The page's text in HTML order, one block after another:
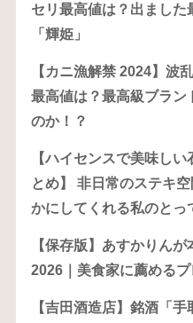
セリ最高値は？出ました
「輝姫」
【カニ漁解禁 2024】波
最高値は？最高級ブラン
のか！？
【ハイセンスで美味し
とめ】 非日常のステキ
かにしてくれる私のとっ
【保存版】あすかりん
2026｜美食家に薦める
【吉田酒造店】銘酒「